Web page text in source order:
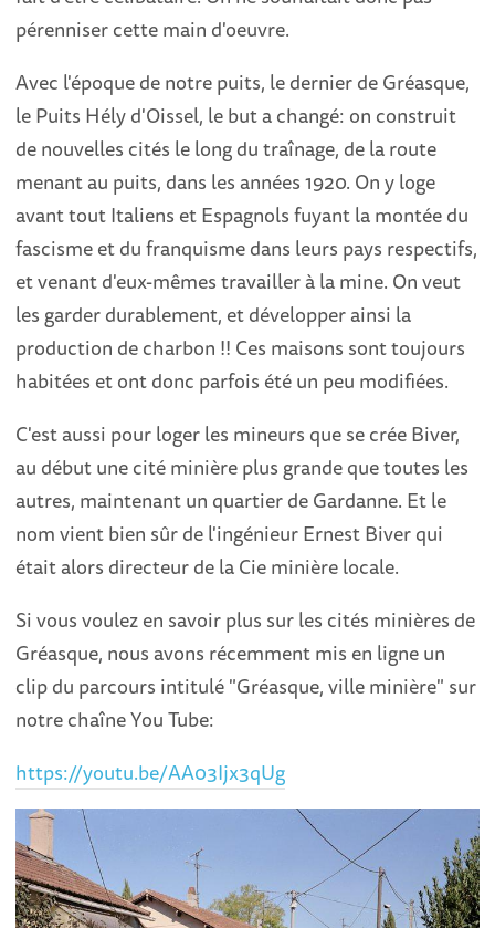
pérenniser cette main d'oeuvre.
Avec l'époque de notre puits, le dernier de Gréasque,
le Puits Hély d'Oissel, le but a changé: on construit
de nouvelles cités le long du traînage, de la route
menant au puits, dans les années 1920. On y loge
avant tout Italiens et Espagnols fuyant la montée du
fascisme et du franquisme dans leurs pays respectifs,
et venant d'eux-mêmes travailler à la mine. On veut
les garder durablement, et développer ainsi la
production de charbon !! Ces maisons sont toujours
habitées et ont donc parfois été un peu modifiées.
C'est aussi pour loger les mineurs que se crée Biver,
au début une cité minière plus grande que toutes les
autres, maintenant un quartier de Gardanne. Et le
nom vient bien sûr de l'ingénieur Ernest Biver qui
était alors directeur de la Cie minière locale.
Si vous voulez en savoir plus sur les cités minières de
Gréasque, nous avons récemment mis en ligne un
clip du parcours intitulé "Gréasque, ville minière" sur
notre chaîne You Tube:
https://youtu.be/AA03Ijx3qUg